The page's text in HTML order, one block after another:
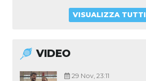
VISUALIZZA TUTTI
VIDEO
29 Nov, 23:11